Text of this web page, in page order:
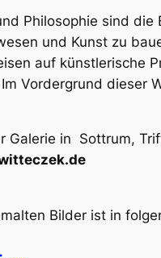
Philosophie sind
und Kunst zu
auf künstlerische
Vordergrund dieser
Galerie in Sottrum,
Bilder ist in